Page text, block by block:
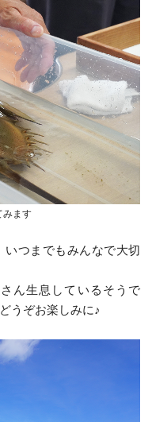
みます
いつまでもみんなで大切
ん生息しているそうで
うぞお楽しみに♪